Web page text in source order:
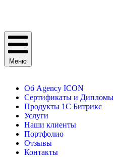
Меню
Об Agency ICON
Сертификаты и Дипломы
Продукты 1С Битрикс
Услуги
Наши клиенты
Портфолио
Отзывы
Контакты